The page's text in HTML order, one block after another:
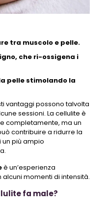
tra muscolo e pelle.
che ri-ossigena i
pelle stimolando la
vantaggi possono talvolta
sessioni. La cellulite è
completamente, ma un
contribuire a ridurre la
più ampio
è un’esperienza
momenti di intensità.
fa male?